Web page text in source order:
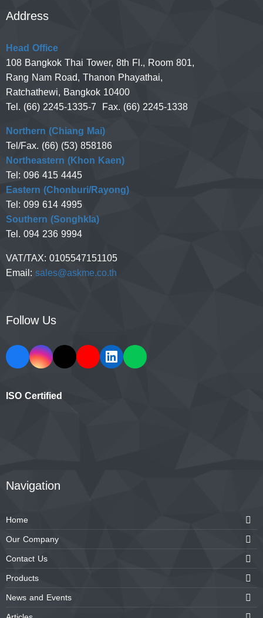
Address
Head Office
108 Bangkok Thai Tower, 8th Fl., Room 801,
Rang Nam Road, Thanon Phayathai,
Ratchathewi, Bangkok 10400
Tel. (66) 2245-1335-7 Fax. (66) 2245-1338
Northern (Chiang Mai)
Tel/Fax. (66) (53) 858186
Northeastern (Khon Kaen)
Tel: 096 415 4445
Eastern (Chonburi/Rayong)
Tel: 099 614 4995
Southern (Songhkla)
Tel. 094 236 9994
VAT/TAX: 0105547151105
Email: sales@askme.co.th
Follow Us
ISO Certified
Navigation
Home
Our Company
Contact Us
Products
News and Events